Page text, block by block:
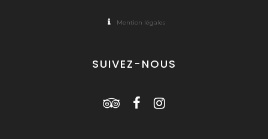
Mention légales
SUIVEZ-NOUS